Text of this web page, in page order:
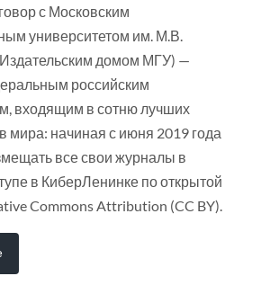
с Московским
университетом им. М.В.
домом МГУ) —
российским
входящим в сотню лучших
мира: начиная с июня 2019 года
все свои журналы в
в КиберЛенинке по открытой
Commons Attribution (CC BY).